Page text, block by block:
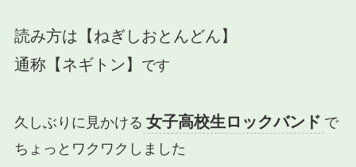
読み方は【ねぎしおとんどん】
通称【ネギトン】
です
久しぶりに見かける 女子高校生ロックバンド で
ちょっとワクワクしました